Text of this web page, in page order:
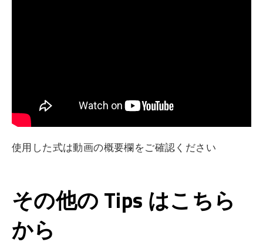
使用した式は動画の概要欄をご確認ください
その他の Tips はこちら
から